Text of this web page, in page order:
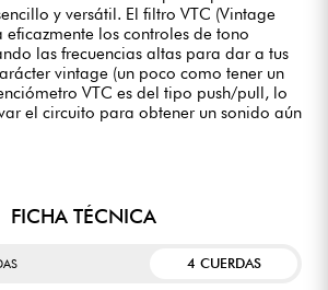
y versátil. El filtro VTC (Vintage
eficazmente los controles de tono
las frecuencias altas para dar a tus
vintage (un poco como tener un
VTC es del tipo push/pull, lo
el circuito para obtener un sonido aún
FICHA TÉCNICA
4 CUERDAS